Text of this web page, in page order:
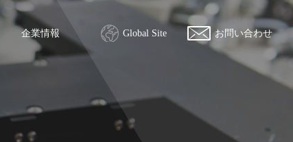
企業情報 Global Site お問い合わせ